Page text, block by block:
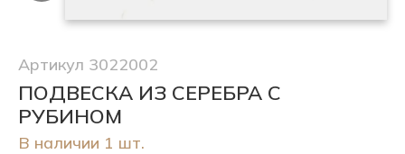
Артикул 3022002
ПОДВЕСКА ИЗ СЕРЕБРА С
РУБИНОМ
В наличии 1 шт.